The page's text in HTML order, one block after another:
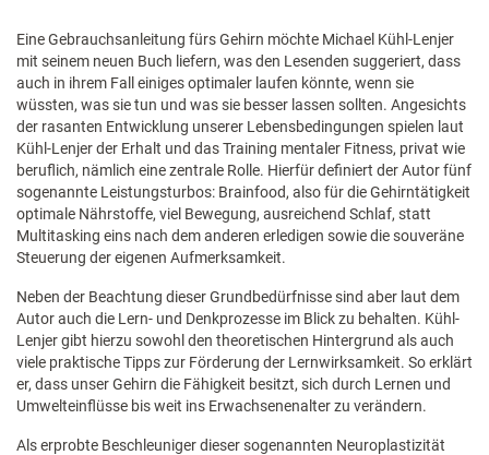
Eine Gebrauchsanleitung fürs Gehirn möchte Michael Kühl-Lenjer
mit seinem neuen Buch liefern, was den Lesenden suggeriert, dass
auch in ihrem Fall einiges optimaler laufen könnte, wenn sie
wüssten, was sie tun und was sie besser lassen sollten. Angesichts
der rasanten Entwicklung unserer Lebensbedingungen spielen laut
Kühl-Lenjer der Erhalt und das Training mentaler Fitness, privat wie
beruflich, nämlich eine zentrale Rolle. Hierfür definiert der Autor fünf
sogenannte Leistungsturbos: Brainfood, also für die Gehirntätigkeit
optimale Nährstoffe, viel Bewegung, ausreichend Schlaf, statt
Multitasking eins nach dem anderen erledigen sowie die souveräne
Steuerung der eigenen Aufmerksamkeit.
Neben der Beachtung dieser Grundbedürfnisse sind aber laut dem
Autor auch die Lern- und Denkprozesse im Blick zu behalten. Kühl-
Lenjer gibt hierzu sowohl den theoretischen Hintergrund als auch
viele praktische Tipps zur Förderung der Lernwirksamkeit. So erklärt
er, dass unser Gehirn die Fähigkeit besitzt, sich durch Lernen und
Umwelteinflüsse bis weit ins Erwachsenenalter zu verändern.
Als erprobte Beschleuniger dieser sogenannten Neuroplastizität